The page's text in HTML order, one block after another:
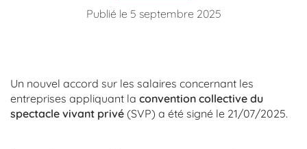
Publié le 5 septembre 2025
Un nouvel accord sur les salaires concernant les
entreprises appliquant la convention collective du
spectacle vivant privé (SVP) a été signé le 21/07/2025.